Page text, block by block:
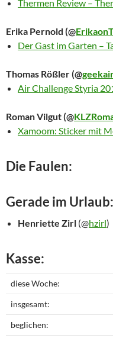
Thermen Review –
Erika Pernold (@
Der Gast im Garten –
Thomas Rößler(@
Air Challenge Styria
Roman Vilgut(@
Xamoom: Sticker mit
Die Faulen:
Gerade im Urlaub:
Henriette Zirl (@hzirl)
Kasse:
diese Woche:
insgesamt:
beglichen: